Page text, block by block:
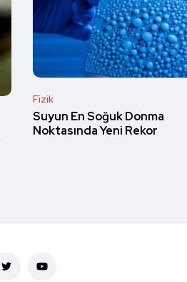
Fizik
Suyun En Soğuk Donma
Noktasında Yeni Rekor